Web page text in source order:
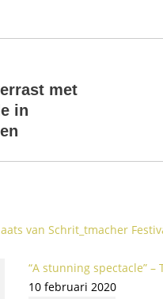
met
in
van Schrit_tmacher
“A stunning spectacle” –
10 februari 2020